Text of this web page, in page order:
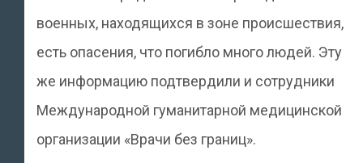
военных, находящихся в зоне происшествия,
есть опасения, что погибло много людей. Эту
же информацию подтвердили и сотрудники
Международной гуманитарной медицинской
организации «Врачи без границ».